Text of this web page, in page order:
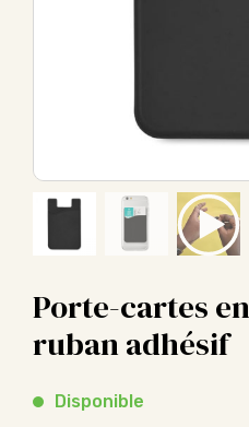
Porte-cartes
ruban adhésif
Disponible